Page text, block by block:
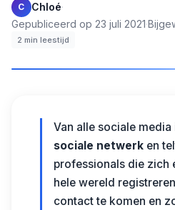
C Chloé·
Gepubliceerd op 23 juli 2021·
2 min leestijd
Van alle sociale media
sociale netwerk en
professionals die zich
hele wereld
contact te komen en